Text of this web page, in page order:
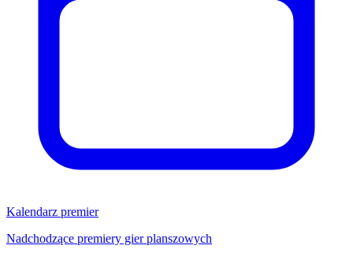
Kalendarz premier
Nadchodzące premiery gier planszowych